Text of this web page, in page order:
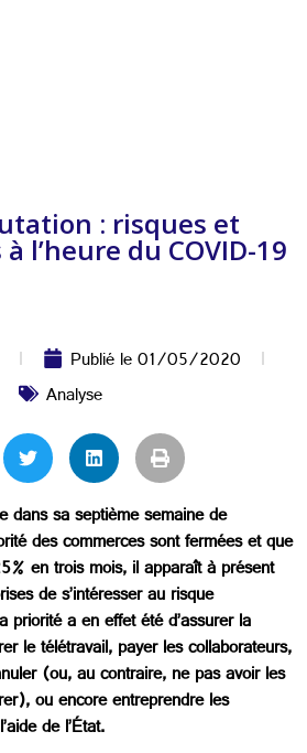
: risques et
l’heure du COVID-19
Publié le01/05/2020
Analyse
dans sa septième semaine de
des commerces sont fermées et que
en trois mois, il apparaît à présent
de s’intéresser au risque
priorité a en effet été d’assurer la
le télétravail, payer les collaborateurs,
(ou, au contraire, ne pas avoir les
ou encore entreprendre les
de l’État.